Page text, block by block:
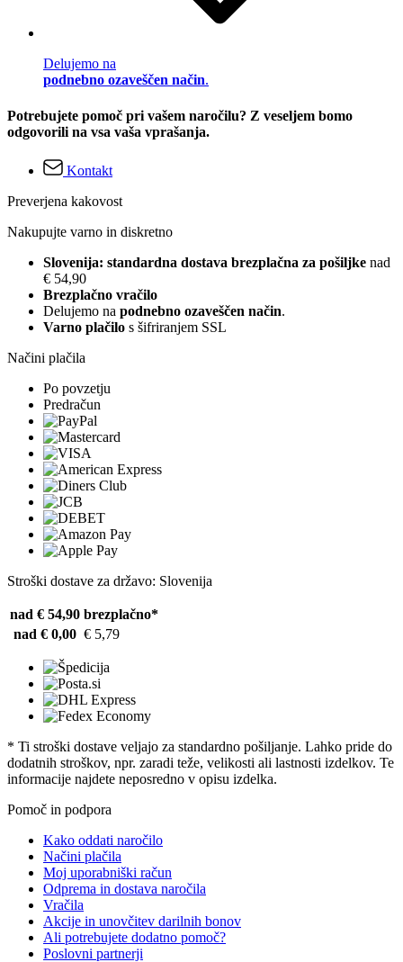
Delujemo na
podnebno ozaveščen način.
Potrebujete pomoč pri vašem naročilu? Z veseljem bomo
odgovorili na vsa vaša vprašanja.
Kontakt
Preverjena kakovost
Nakupujte varno in diskretno
Slovenija: standardna dostava brezplačna za pošiljke nad
€ 54,90
Brezplačno vračilo
Delujemo na podnebno ozaveščen način.
Varno plačilo s šifriranjem SSL
Načini plačila
Po povzetju
Predračun
Stroški dostave za državo: Slovenija
nad € 54,90 brezplačno*
nad € 0,00 € 5,79
* Ti stroški dostave veljajo za standardno pošiljanje. Lahko pride do
dodatnih stroškov, npr. zaradi teže, velikosti ali lastnosti izdelkov. Te
informacije najdete neposredno v opisu izdelka.
Pomoč in podpora
Kako oddati naročilo
Načini plačila
Moj uporabniški račun
Odprema in dostava naročila
Vračila
Akcije in unovčitev darilnih bonov
Ali potrebujete dodatno pomoč?
Poslovni partnerji